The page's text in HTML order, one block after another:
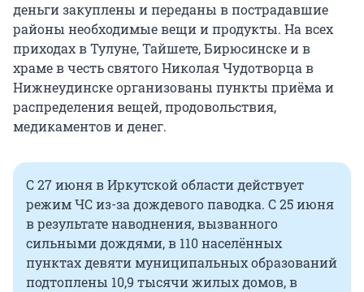
деньги закуплены и переданы в пострадавшие
районы необходимые вещи и продукты. На всех
приходах в Тулуне, Тайшете, Бирюсинске и в
храме в честь святого Николая Чудотворца в
Нижнеудинске организованы пункты приёма и
распределения вещей, продовольствия,
медикаментов и денег.
С 27 июня в Иркутской области действует
режим ЧС из-за дождевого паводка. С 25 июня
в результате наводнения, вызванного
сильными дождями, в 110 населённых
пунктах девяти муниципальных образований
подтоплены 10,9 тысячи жилых домов, в